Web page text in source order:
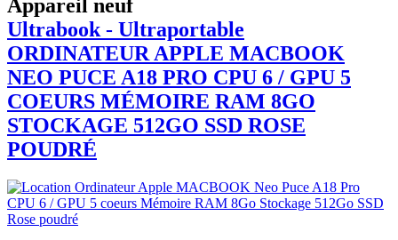
Appareil neuf
Ultrabook - Ultraportable
ORDINATEUR APPLE MACBOOK
NEO PUCE A18 PRO CPU 6 / GPU 5
COEURS MÉMOIRE RAM 8GO
STOCKAGE 512GO SSD ROSE
POUDRÉ